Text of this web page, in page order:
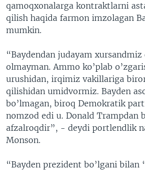
qamoqxonalarga kontraktlarni
qilish haqida farmon imzolagan
mumkin.
“Baydendan judayam xursandmiz
olmayman. Ammo ko’plab
urushidan, irqimiz vakillariga
qilishidan umidvormiz. Bayden
bo’lmagan, biroq Demokratik
nomzod edi u. Donald Trampdan
afzalroqdir”, - deydi portlendlik
Monson.
“Bayden prezident bo’lgani bilan